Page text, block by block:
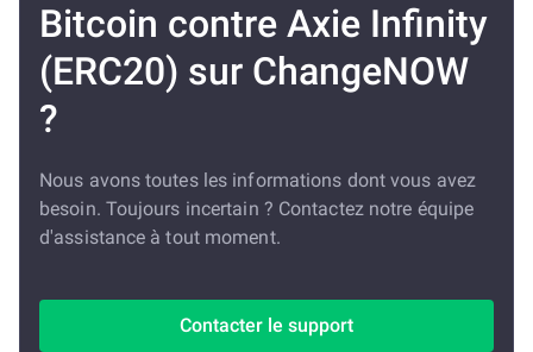
Bitcoin contre Axie Infinity
(ERC20) sur ChangeNOW
?
Nous avons toutes les informations dont vous avez
besoin. Toujours incertain ? Contactez notre équipe
d'assistance à tout moment.
Contacter le support